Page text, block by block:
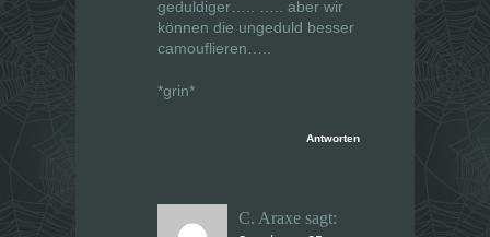
geduldiger….. ….. aber wir
können die ungeduld besser
camouflieren…..
*grin*
Antworten
C. Araxe sagt: